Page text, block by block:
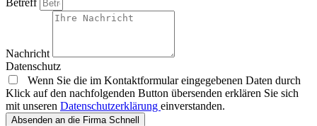
Nachricht
Datenschutz
Wenn Sie die im Kontaktformular eingegebenen Daten durch
Klick auf den nachfolgenden Button übersenden erklären Sie sich
mit unseren Datenschutzerklärung einverstanden.
Absenden an die Firma Schnell